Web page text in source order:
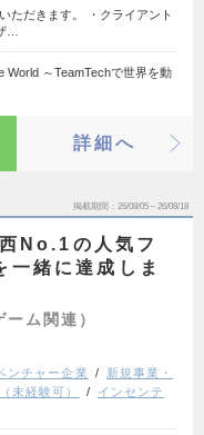
ただきます。 ・クライアント
…
World ～TeamTechで世界を動
詳細へ
掲載期間 26/08/05～26/08/18
No.1の人気フ
一緒に達成しま
ム関連）
ンチャー企業
新規事業・
未経験可）
インセンテ